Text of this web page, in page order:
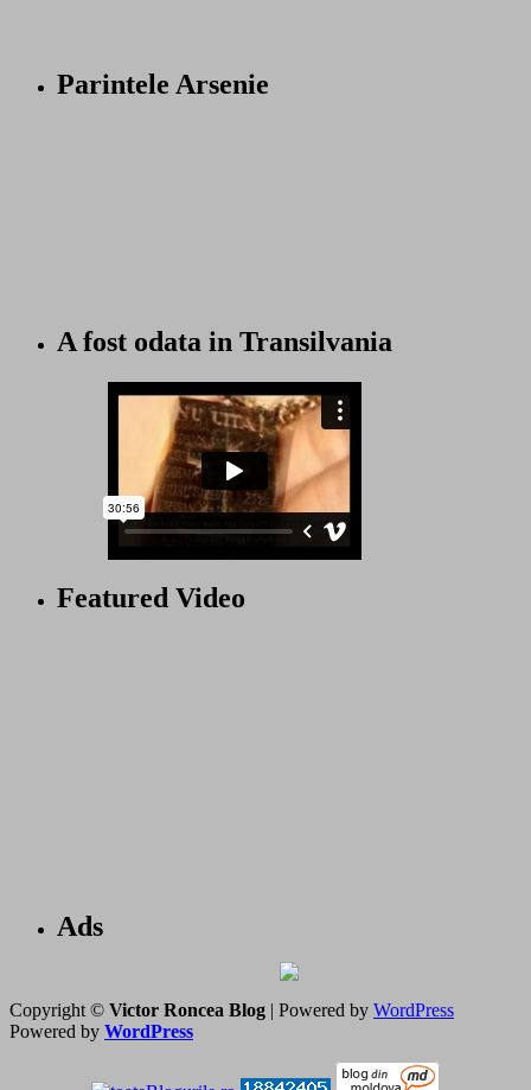
Parintele Arsenie
A fost odata in Transilvania
Featured Video
Ads
Copyright © Victor Roncea Blog | Powered by WordPress
Powered by WordPress